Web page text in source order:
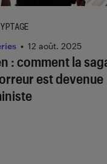
: comment la
est devenue
• 12 août. 2025